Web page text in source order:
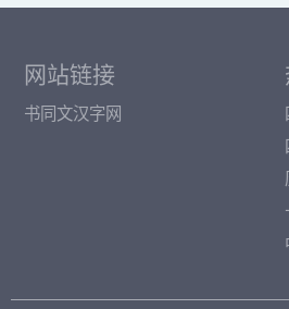
网站链接
书同文汉字网